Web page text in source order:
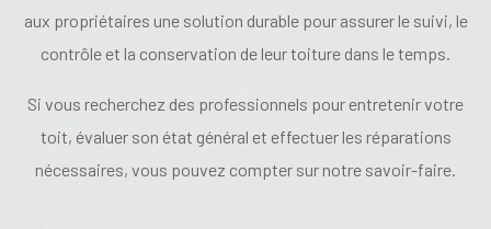
aux propriétaires une solution durable pour assurer le suivi, le
contrôle et la conservation de leur toiture dans le temps.
Si vous recherchez des professionnels pour entretenir votre
toit, évaluer son état général et effectuer les réparations
nécessaires, vous pouvez compter sur notre savoir-faire.